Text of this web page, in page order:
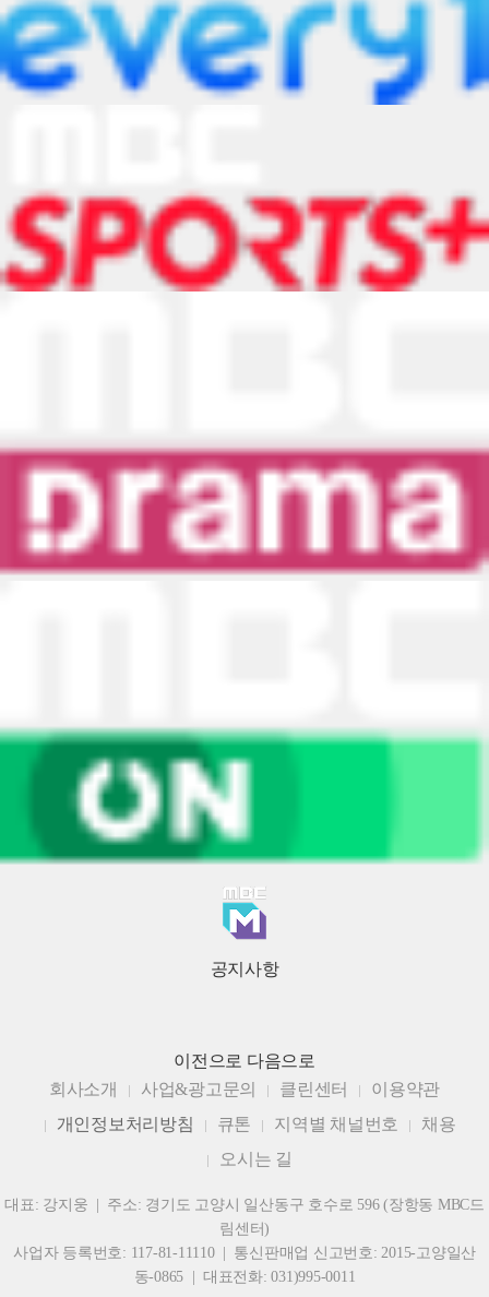
공지사항
이전으로 다음으로
회사소개
사업&광고문의 클린센터
이용약관
개인정보처리방침
큐톤 지역별 채널번호
채용
오시는 길
대표: 강지웅 | 주소: 경기도 고양시 일산동구 호수로 596 (장항동 MBC드
림센터)
사업자 등록번호: 117-81-11110 | 통신판매업 신고번호: 2015-고양일산
동-0865 | 대표전화: 031)995-0011